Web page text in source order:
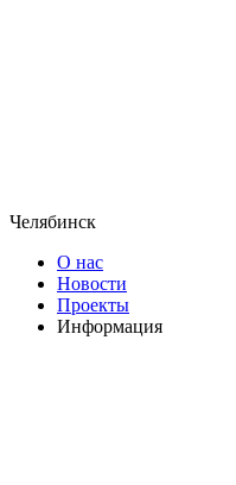
Челябинск
О нас
Новости
Проекты
Информация